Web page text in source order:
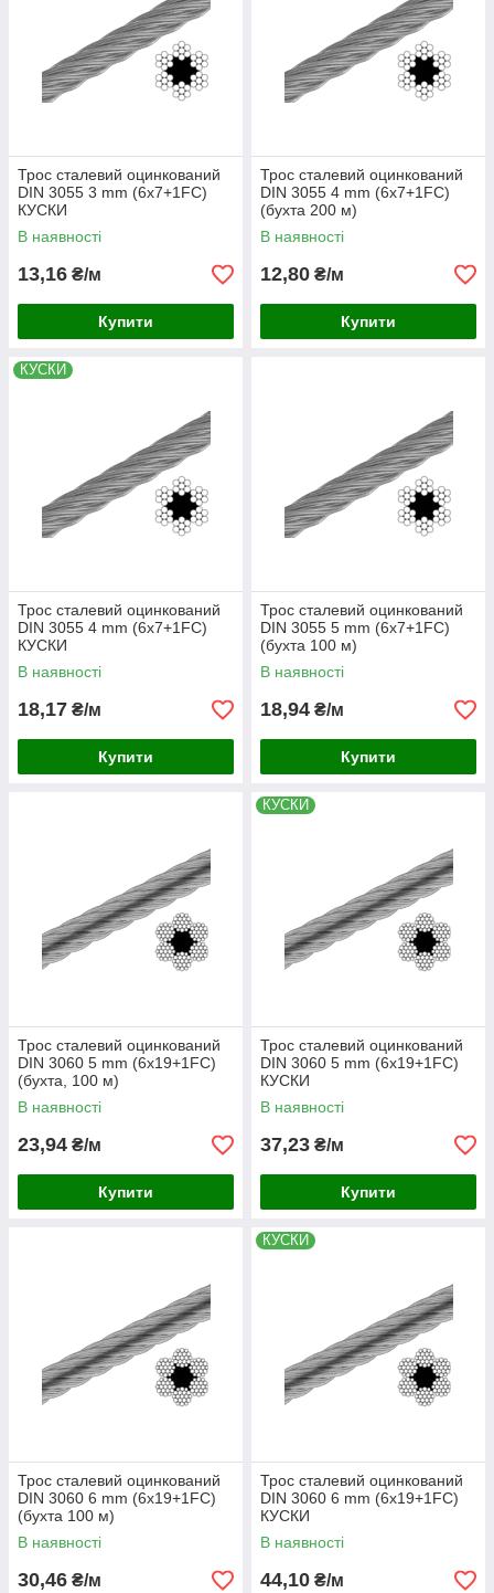
Трос сталевий оцинкований
DIN 3055 3 mm (6x7+1FC)
КУСКИ
В наявності
13,16 ₴/м
Купити
Трос сталевий оцинкований
DIN 3055 4 mm (6x7+1FC)
(бухта 200 м)
В наявності
12,80 ₴/м
Купити
КУСКИ
Трос сталевий оцинкований
DIN 3055 4 mm (6x7+1FC)
КУСКИ
В наявності
18,17 ₴/м
Купити
Трос сталевий оцинкований
DIN 3055 5 mm (6x7+1FC)
(бухта 100 м)
В наявності
18,94 ₴/м
Купити
Трос сталевий оцинкований
DIN 3060 5 mm (6x19+1FC)
(бухта, 100 м)
В наявності
23,94 ₴/м
Купити
КУСКИ
Трос сталевий оцинкований
DIN 3060 5 mm (6x19+1FC)
КУСКИ
В наявності
37,23 ₴/м
Купити
Трос сталевий оцинкований
DIN 3060 6 mm (6x19+1FC)
(бухта 100 м)
В наявності
30,46 ₴/м
КУСКИ
Трос сталевий оцинкований
DIN 3060 6 mm (6x19+1FC)
КУСКИ
В наявності
44,10 ₴/м